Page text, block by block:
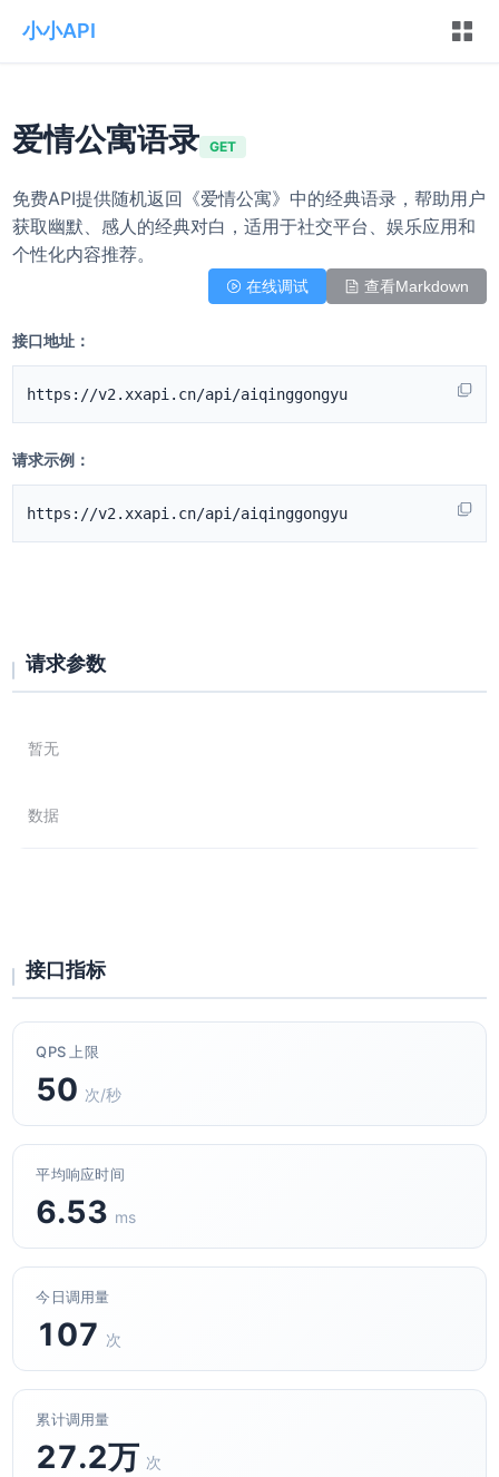
小小API
爱情公寓语录 GET
免费API提供随机返回《爱情公寓》中的经典语录，帮助用户
获取幽默、感人的经典对白，适用于社交平台、娱乐应用和
个性化内容推荐。
在线调试 查看Markdown
接口地址：
https://v2.xxapi.cn/api/aiqinggongyu
请求示例：
https://v2.xxapi.cn/api/aiqinggongyu
请求参数
暂无
数据
接口指标
QPS 上限
50 次/秒
平均响应时间
6.53 ms
今日调用量
107 次
累计调用量
27.2万 次